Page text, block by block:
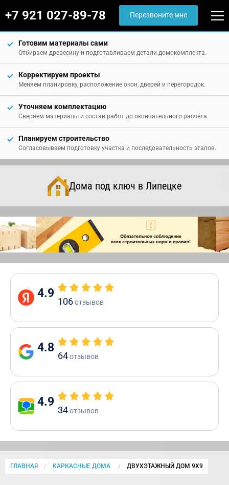
+7 921 027-89-78 Перезвоните мне
Готовим материалы сами
Отбираем древесину и подготавливаем детали домокомплекта.
Корректируем проекты
Меняем планировку, расположение окон, дверей и перегородок.
Уточняем комплектацию
Сверяем материалы и состав работ до окончательного расчёта.
Планируем строительство
Согласовываем подготовку участка и последовательность этапов.
Дома под ключ в Липецке
4.9
106отзывов
4.8
64отзывов
4.9
34отзывов
ГЛАВНАЯ КАРКАСНЫЕ ДОМА CURRENT:
ДВУХЭТАЖНЫЙ ДОМ 9Х9